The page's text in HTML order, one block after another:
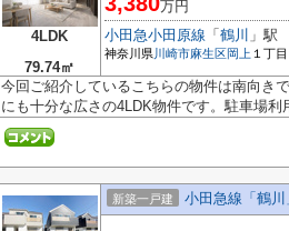
4LDK
79.74㎡
万円
小田急小田原線 「 鶴川 」駅
神奈川県川崎市麻生区 岡上 １丁目
今回ご紹介しているこちらの物件は南向き
にも十分な広さの4LDK物件です。駐車場
新築一戸建 小田急線「鶴